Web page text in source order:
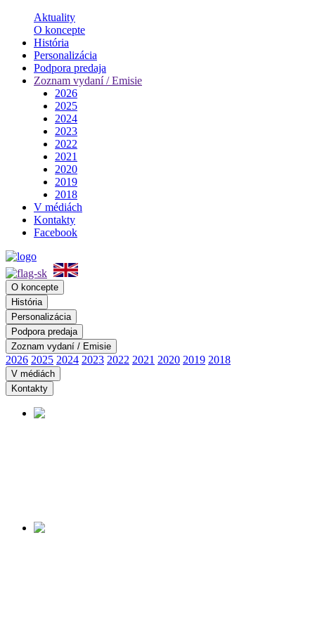
Aktuality
O koncepte
História
Personalizácia
Podpora predaja
Zoznam vydaní / Emisie
2026
2025
2024
2023
2022
2021
2020
2019
2018
V médiách
Kontakty
Facebook
O koncepte
História
Personalizácia
Podpora predaja
Zoznam vydaní / Emisie
2026 2025 2024 2023 2022 2021 2020 2019 2018
V médiách
Kontakty